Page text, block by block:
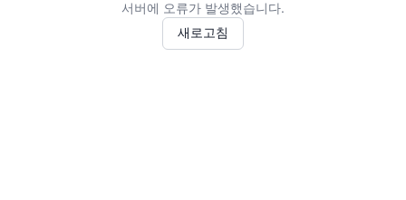
서버에 오류가 발생했습니다.
새로고침